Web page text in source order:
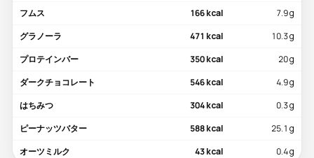
フムス
166 kcal
7.9 g
グラノーラ
471 kcal
10.3 g
プロテインバー
350 kcal
20 g
ダークチョコレート
546 kcal
4.9 g
はちみつ
304 kcal
0.3 g
ピーナッツバター
588 kcal
25.1 g
オーツミルク
43 kcal 0.4 g